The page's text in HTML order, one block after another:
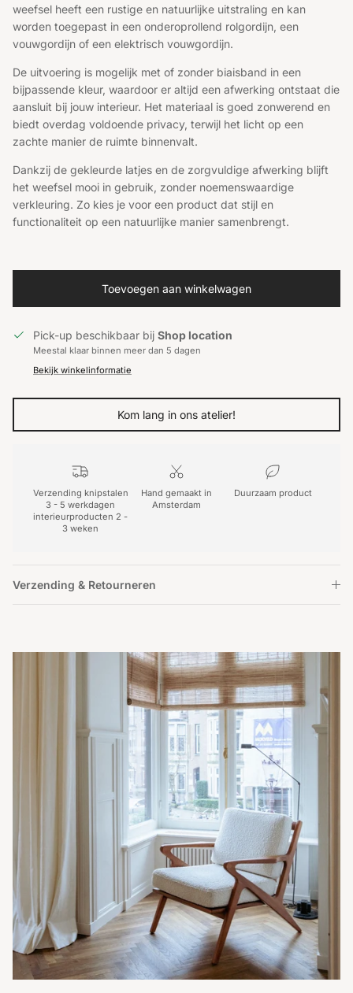
weefsel heeft een rustige en natuurlijke uitstraling en kan
worden toegepast in een onderoprollend rolgordijn, een
vouwgordijn of een elektrisch vouwgordijn.
De uitvoering is mogelijk met of zonder biaisband in een
bijpassende kleur, waardoor er altijd een afwerking ontstaat die
aansluit bij jouw interieur. Het materiaal is goed zonwerend en
biedt overdag voldoende privacy, terwijl het licht op een
zachte manier de ruimte binnenvalt.
Dankzij de gekleurde latjes en de zorgvuldige afwerking blijft
het weefsel mooi in gebruik, zonder noemenswaardige
verkleuring. Zo kies je voor een product dat stijl en
functionaliteit op een natuurlijke manier samenbrengt.
Toevoegen aan winkelwagen
Pick-up beschikbaar bij Shop location
Meestal klaar binnen meer dan 5 dagen
Bekijk winkelinformatie
Kom lang in ons atelier!
Verzending knipstalen
3 - 5 werkdagen
interieurproducten 2 -
3 weken
Hand gemaakt in
Amsterdam
Duurzaam product
Verzending & Retourneren